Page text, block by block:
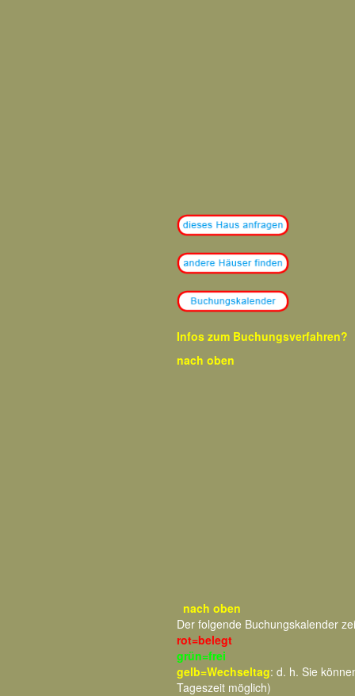
Infos zum Buchungsverfahren?
nach oben
nach oben
Der folgende Buchungskalender
rot=belegt
grün=frei
gelb=Wechseltag: d. h. Sie
Tageszeit möglich)